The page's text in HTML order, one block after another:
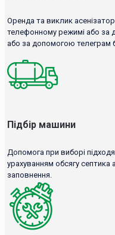
Оренда та виклик
телефонному режимі або за
або за допомогою телеграм
Підбір машини
Допомога при виборі
урахуванням обсягу септика
заповнення.